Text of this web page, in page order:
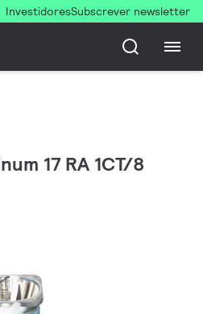
InvestidoresSubscrever newsletter
17 RA 1CT/8